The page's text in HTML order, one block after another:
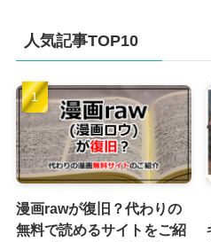
ブ
人気記事TOP10
漫画rawが復旧？代わりの
無料で読めるサイトをご紹